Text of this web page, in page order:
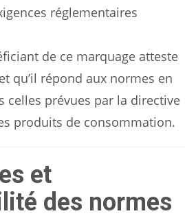
réglementaires
de ce marquage atteste
qu’il répond aux normes en
celles prévues par la directive
produits de consommation.
et
des normes